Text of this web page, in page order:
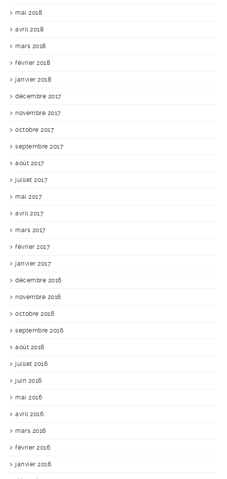
mai 2018
avril 2018
mars 2018
février 2018
janvier 2018
décembre 2017
novembre 2017
octobre 2017
septembre 2017
août 2017
juillet 2017
mai 2017
avril 2017
mars 2017
février 2017
janvier 2017
décembre 2016
novembre 2016
octobre 2016
septembre 2016
août 2016
juillet 2016
juin 2016
mai 2016
avril 2016
mars 2016
février 2016
janvier 2016